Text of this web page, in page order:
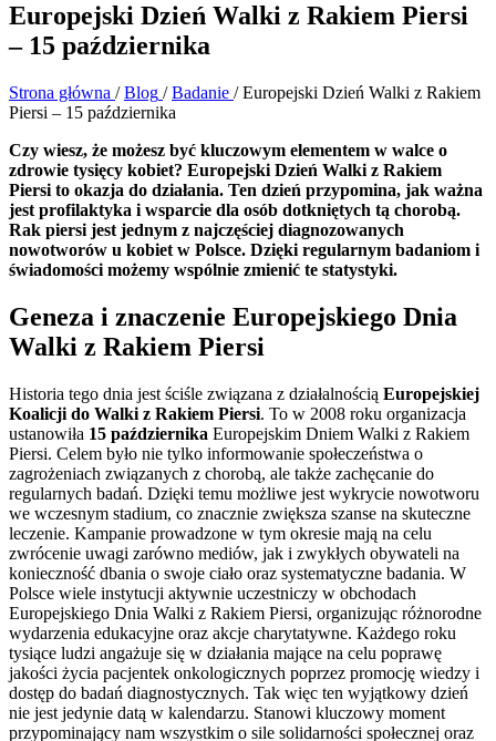
Europejski Dzień Walki z Rakiem Piersi
– 15 października
Strona główna / Blog / Badanie / Europejski Dzień Walki z Rakiem
Piersi – 15 października
Czy wiesz, że możesz być kluczowym elementem w walce o
zdrowie tysięcy kobiet? Europejski Dzień Walki z Rakiem
Piersi to okazja do działania. Ten dzień przypomina, jak ważna
jest profilaktyka i wsparcie dla osób dotkniętych tą chorobą.
Rak piersi jest jednym z najczęściej diagnozowanych
nowotworów u kobiet w Polsce. Dzięki regularnym badaniom i
świadomości możemy wspólnie zmienić te statystyki.
Geneza i znaczenie Europejskiego Dnia
Walki z Rakiem Piersi
Historia tego dnia jest ściśle związana z działalnością Europejskiej
Koalicji do Walki z Rakiem Piersi. To w 2008 roku organizacja
ustanowiła 15 października Europejskim Dniem Walki z Rakiem
Piersi. Celem było nie tylko informowanie społeczeństwa o
zagrożeniach związanych z chorobą, ale także zachęcanie do
regularnych badań. Dzięki temu możliwe jest wykrycie nowotworu
we wczesnym stadium, co znacznie zwiększa szanse na skuteczne
leczenie. Kampanie prowadzone w tym okresie mają na celu
zwrócenie uwagi zarówno mediów, jak i zwykłych obywateli na
konieczność dbania o swoje ciało oraz systematyczne badania. W
Polsce wiele instytucji aktywnie uczestniczy w obchodach
Europejskiego Dnia Walki z Rakiem Piersi, organizując różnorodne
wydarzenia edukacyjne oraz akcje charytatywne. Każdego roku
tysiące ludzi angażuje się w działania mające na celu poprawę
jakości życia pacjentek onkologicznych poprzez promocję wiedzy i
dostęp do badań diagnostycznych. Tak więc ten wyjątkowy dzień
nie jest jedynie datą w kalendarzu. Stanowi kluczowy moment
przypominający nam wszystkim o sile solidarności społecznej oraz